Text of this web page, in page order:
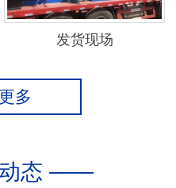
发货现场
多
态 ——